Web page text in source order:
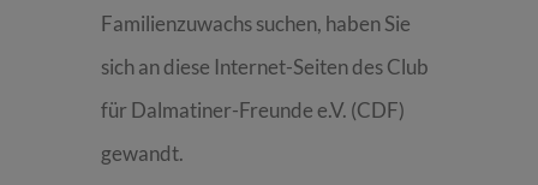
Familienzuwachs suchen, haben Sie
sich an diese Internet-Seiten des Club
für Dalmatiner-Freunde e.V. (CDF)
gewandt.